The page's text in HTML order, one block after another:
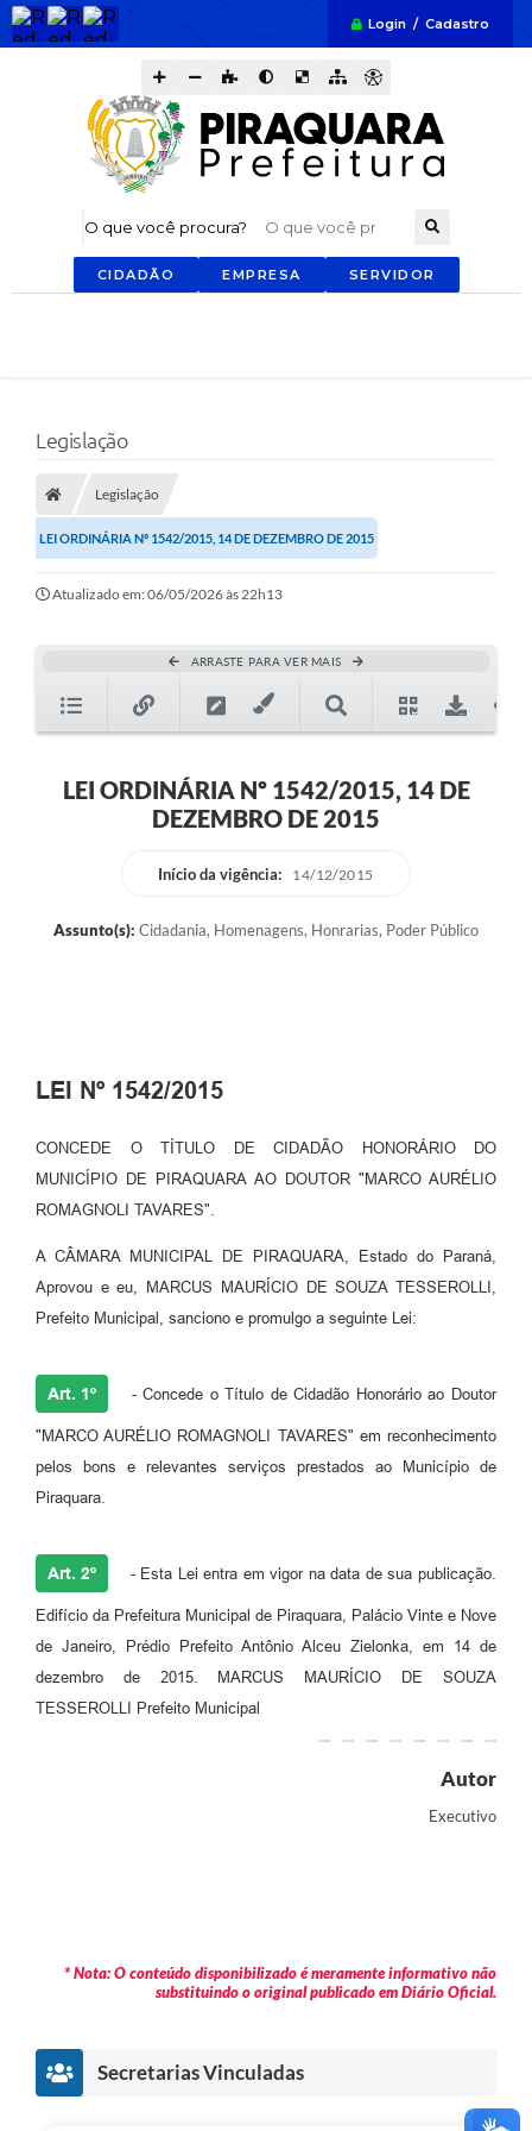
Login / Cadastro
O que você procura?
CIDADÃO EMPRESA SERVIDOR
Legislação
Legislação
LEI ORDINÁRIA Nº 1542/2015, 14 DE DEZEMBRO DE 2015
Atualizado em: 06/05/2026 às 22h13
ARRASTE PARA VER MAIS
LEI ORDINÁRIA Nº 1542/2015, 14 DE
DEZEMBRO DE 2015
Início da vigência: 14/12/2015
Assunto(s): Cidadania, Homenagens, Honrarias, Poder Público
LEI Nº 1542/2015
CONCEDE O TÍTULO DE CIDADÃO HONORÁRIO DO
MUNICÍPIO DE PIRAQUARA AO DOUTOR "MARCO AURÉLIO
ROMAGNOLI TAVARES".
A CÂMARA MUNICIPAL DE PIRAQUARA, Estado do Paraná,
Aprovou e eu, MARCUS MAURÍCIO DE SOUZA TESSEROLLI,
Prefeito Municipal, sanciono e promulgo a seguinte Lei:
Art. 1º - Concede o Título de Cidadão Honorário ao Doutor
"MARCO AURÉLIO ROMAGNOLI TAVARES" em reconhecimento
pelos bons e relevantes serviços prestados ao Município de
Piraquara.
Art. 2º - Esta Lei entra em vigor na data de sua publicação.
Edifício da Prefeitura Municipal de Piraquara, Palácio Vinte e Nove
de Janeiro, Prédio Prefeito Antônio Alceu Zielonka, em 14 de
dezembro de 2015. MARCUS MAURÍCIO DE SOUZA
TESSEROLLI Prefeito Municipal
Autor
Executivo
* Nota: O conteúdo disponibilizado é meramente informativo não
substituindo o original publicado em Diário Oficial.
Secretarias Vinculadas